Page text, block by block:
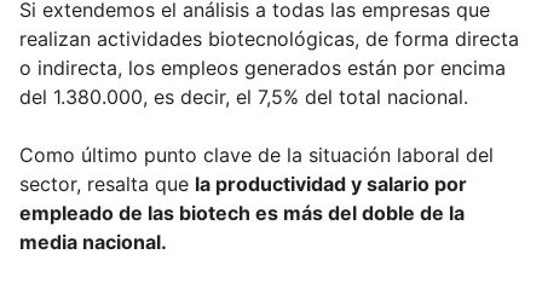
Si extendemos el análisis a todas las empresas que
realizan actividades biotecnológicas, de forma directa
o indirecta, los empleos generados están por encima
del 1.380.000, es decir, el 7,5% del total nacional.
Como último punto clave de la situación laboral del
sector, resalta que la productividad y salario por
empleado de las biotech es más del doble de la
media nacional.